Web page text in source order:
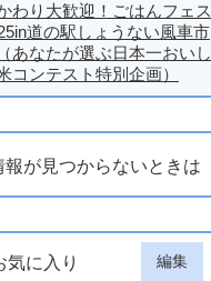
わり大歓迎！ごはんフェス
道の駅しょうない風車市
あなたが選ぶ日本一おいし
コンテスト特別企画）
報が見つからないときは
気に入り 編集